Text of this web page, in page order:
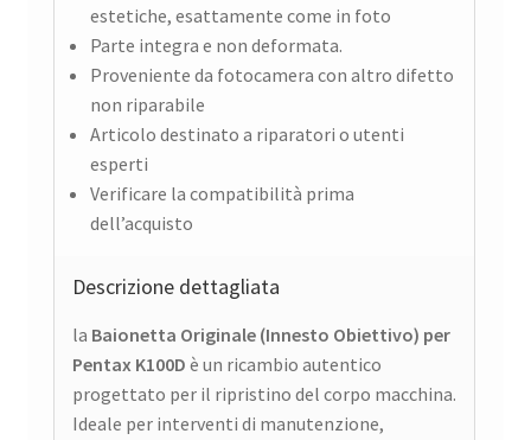
estetiche, esattamente come in foto
Parte integra e non deformata.
Proveniente da fotocamera con altro difetto
non riparabile
Articolo destinato a riparatori o utenti
esperti
Verificare la compatibilità prima
dell’acquisto
Descrizione dettagliata
la Baionetta Originale (Innesto Obiettivo) per
Pentax K100D è un ricambio autentico
progettato per il ripristino del corpo macchina.
Ideale per interventi di manutenzione,